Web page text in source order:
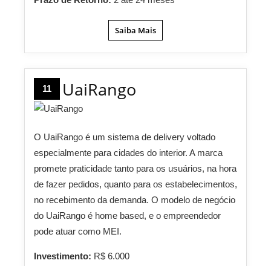
Saiba Mais
11 UaiRango
O UaiRango é um sistema de delivery voltado
especialmente para cidades do interior. A marca
promete praticidade tanto para os usuários, na hora
de fazer pedidos, quanto para os estabelecimentos,
no recebimento da demanda. O modelo de negócio
do UaiRango é home based, e o empreendedor
pode atuar como MEI.
Investimento: R$ 6.000